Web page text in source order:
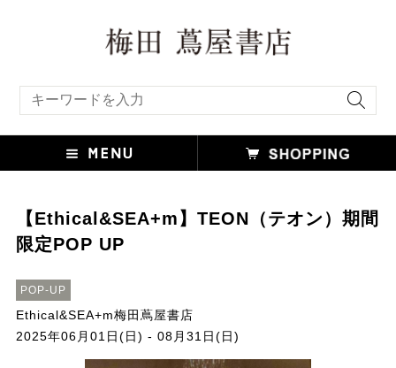
【Ethical&SEA+m】TEON（テオン）期間
限定POP UP
POP-UP
Ethical&SEA+m梅田蔦屋書店
2025年06月01日(日) - 08月31日(日)